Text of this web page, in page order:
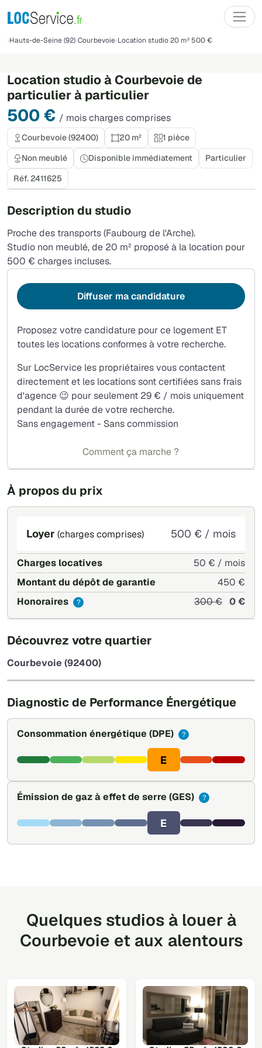
Hauts-de-Seine (92) Courbevoie Location studio 20 m² 500 €
Location studio à Courbevoie de
particulier à particulier
500 € / mois charges comprises
Courbevoie (92400) 20 m²
1 pièce
Non meublé
Disponible immédiatement
Particulier
Réf. 2411625
Description du studio
Proche des transports (Faubourg de l'Arche).
Studio non meublé, de 20 m² proposé à la location pour
500 € charges incluses.
À propos du prix
Loyer (charges comprises) 500 € / mois
Charges locatives
50 € / mois
Montant du dépôt de garantie
450 €
Honoraires
? 300 € 0 €
Découvrez votre quartier
Courbevoie (92400)
Diagnostic de Performance Énergétique
Consommation énergétique (DPE) ?
E
Émission de gaz à effet de serre (GES) ?
E
Proposez votre candidature pour ce logement ET
toutes les locations conformes à votre recherche.
Sur LocService les propriétaires vous contactent
directement et les locations sont certifiées sans frais
d'agence 😉 pour seulement 29 € / mois uniquement
pendant la durée de votre recherche.
Sans engagement - Sans commission
Diffuser ma candidature
Comment ça marche ?
Quelques studios à louer à
Courbevoie et aux alentours